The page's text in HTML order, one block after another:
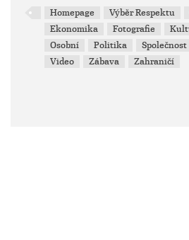
Homepage Výběr Respektu
Ekonomika
Fotografie
Osobní
Politika Společnost
Video
Zábava Zahraničí